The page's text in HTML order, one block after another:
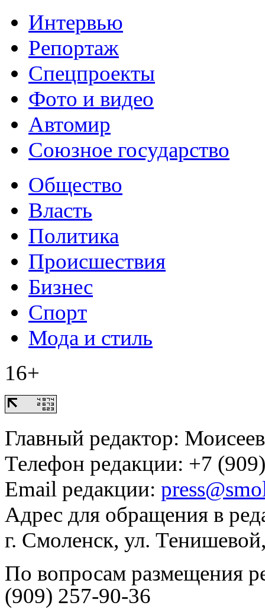
Интервью
Репортаж
Спецпроекты
Фото и видео
Автомир
Союзное государство
Общество
Власть
Политика
Происшествия
Бизнес
Спорт
Мода и стиль
16+
Главный редактор:
Телефон редакции: +7
Email редакции:
Адрес для обращения в
г. Смоленск, ул.
По вопросам размещения
(909) 257-90-36